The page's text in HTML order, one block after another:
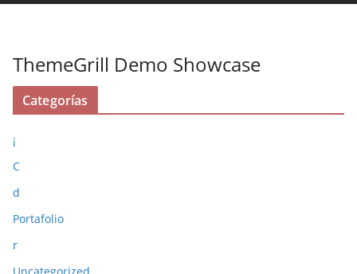
ThemeGrill Demo Showcase
Categorías
¡
C
d
Portafolio
r